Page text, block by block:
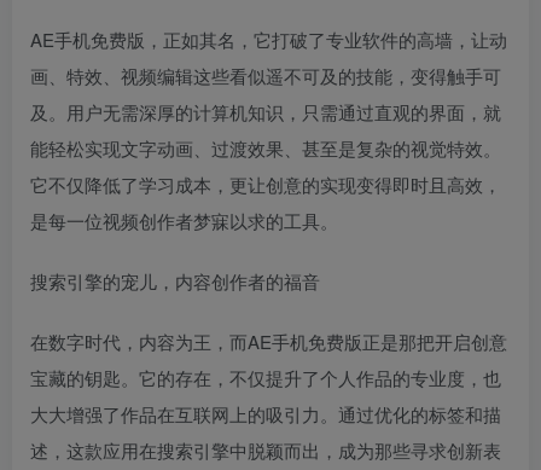
AE手机免费版，正如其名，它打破了专业软件的高墙，让动
画、特效、视频编辑这些看似遥不可及的技能，变得触手可
及。用户无需深厚的计算机知识，只需通过直观的界面，就
能轻松实现文字动画、过渡效果、甚至是复杂的视觉特效。
它不仅降低了学习成本，更让创意的实现变得即时且高效，
是每一位视频创作者梦寐以求的工具。
搜索引擎的宠儿，内容创作者的福音
在数字时代，内容为王，而AE手机免费版正是那把开启创意
宝藏的钥匙。它的存在，不仅提升了个人作品的专业度，也
大大增强了作品在互联网上的吸引力。通过优化的标签和描
述，这款应用在搜索引擎中脱颖而出，成为那些寻求创新表